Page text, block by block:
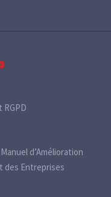
d’Amélioration
des Entreprises